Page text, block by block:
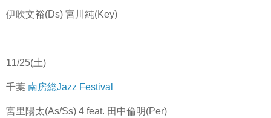
伊吹文裕(Ds) 宮川純(Key)
11/25(土)
千葉 南房総Jazz Festival
宮里陽太(As/Ss) 4 feat. 田中倫明(Per)